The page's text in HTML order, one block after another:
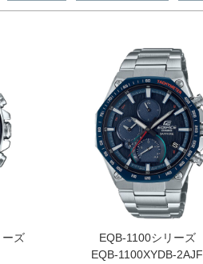
ーズ
EQB-1100シリーズ
EQB-1100XYDB-2AJF